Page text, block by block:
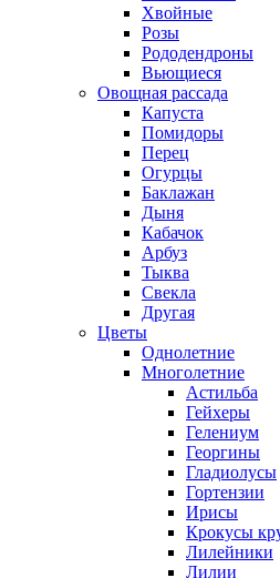
Хвойные
Розы
Рододендроны
Вьющиеся
Овощная рассада
Капуста
Помидоры
Перец
Огурцы
Баклажан
Дыня
Кабачок
Арбуз
Тыква
Свекла
Другая
Цветы
Однолетние
Многолетние
Астильба
Гейхеры
Гелениум
Георгины
Гладиолусы
Гортензии
Ирисы
Крокусы
Лилейники
Лилии